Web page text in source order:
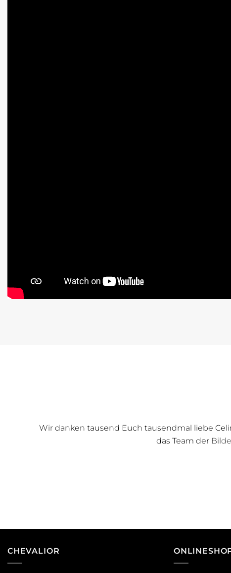
Wir danken tausend Euch tausendmal liebe
das Team der
CHEVALIOR